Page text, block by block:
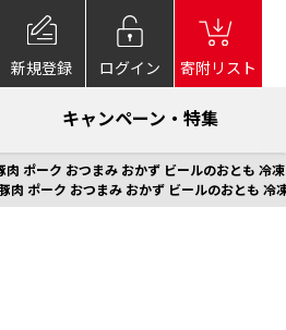
新規登録 ログイン 寄附リスト
キャンペーン・特集
ポーク おつまみ おかず ビールのおとも 冷凍
肉 ポーク おつまみ おかず ビールのおとも 冷